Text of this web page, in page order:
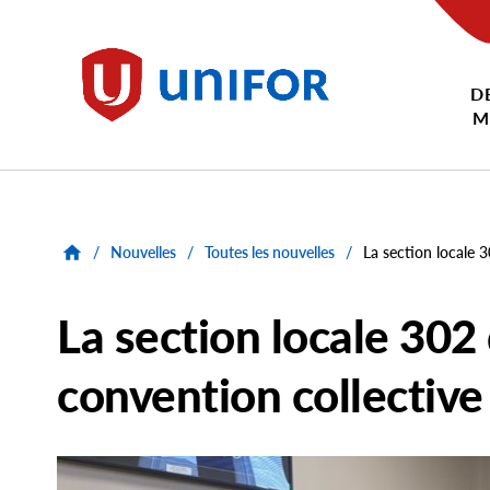
Unifor
/ Nouvelles / Toutes les nouvelles / La section locale
La section locale
convention